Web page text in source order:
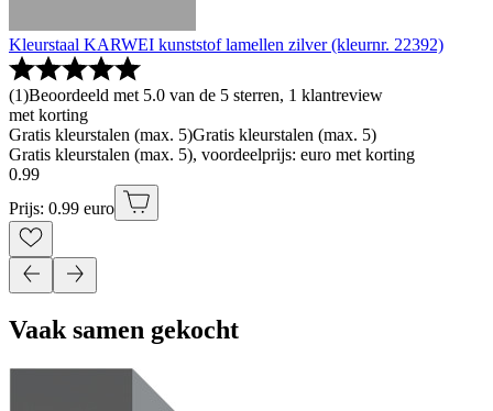
Kleurstaal KARWEI kunststof lamellen zilver (kleurnr. 22392)
(1)Beoordeeld met 5.0 van de 5 sterren, 1 klantreview
met korting
Gratis kleurstalen (max. 5)Gratis kleurstalen (max. 5)
Gratis kleurstalen (max. 5), voordeelprijs: euro met korting
0.99
Prijs: 0.99 euro
Vaak samen gekocht